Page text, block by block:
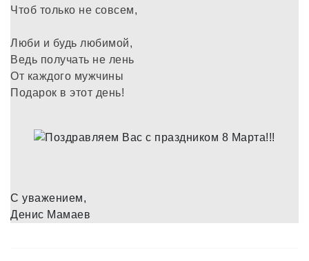
Чтоб только не совсем,
Люби и будь любимой,
Ведь получать не лень
От каждого мужчины
Подарок в этот день!
С уважением,
Денис Мамаев